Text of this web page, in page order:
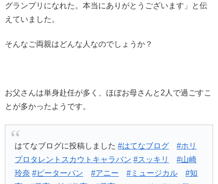
グランプリになれた。本当にありがとうございます」と伝
えていました。
そんなご両親はどんな人なのでしょうか？
お父さんは単身赴任が多く、ほぼお母さんと2人で過ごすこ
とが多かったようです。
はてなブログに投稿しました#はてなブログ
#ホリ
プロタレントスカウトキャラバン #スッキリ
#山崎
玲奈 #ピーターパン #アニー #ミュージカル
#知